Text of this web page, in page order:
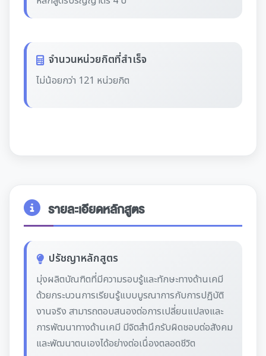
จำนวนหน่วยกิตที่สำเร็จ
ไม่น้อยกว่า 121 หน่วยกิต
รายละเอียดหลักสูตร
ปรัชญาหลักสูตร
มุ่งผลิตบัณฑิตที่มีความรอบรู้และทักษะทางด้านเคมี
ด้วยกระบวนการเรียนรู้แบบบูรณาการกับการปฏิบัติ
งานจริง สามารถตอบสนองต่อการเปลี่ยนแปลงและ
การพัฒนาทางด้านเคมี มีจิตสำนึกรับผิดชอบต่อสังคม
และพัฒนาตนเองได้อย่างต่อเนื่องตลอดชีวิต